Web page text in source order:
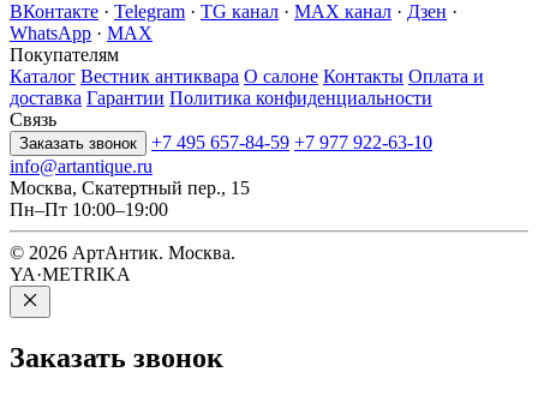
ВКонтакте · Telegram · TG канал · MAX канал · Дзен ·
WhatsApp · MAX
Покупателям
Каталог Вестник антиквара О салоне Контакты Оплата и
доставка Гарантии Политика конфиденциальности
Связь
Заказать звонок +7 495 657-84-59 +7 977 922-63-10
info@artantique.ru
Москва, Скатертный пер., 15
Пн–Пт 10:00–19:00
© 2026 АртАнтик. Москва.
YA·METRIKA
Заказать звонок